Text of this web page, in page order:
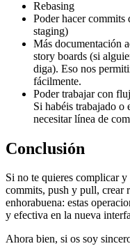
Rebasing
Poder hacer commits
staging)
Más documentación
story boards (si
diga). Eso nos
fácilmente.
Poder trabajar con
Si habéis trabajado o
necesitar línea de
Conclusión
Si no te quieres complicar
commits, push y pull, crear
enhorabuena: estas
y efectiva en la nueva
Ahora bien, si os soy